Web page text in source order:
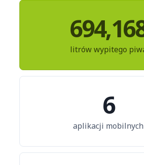
litrów wypitego
6
aplikacji mobilnych